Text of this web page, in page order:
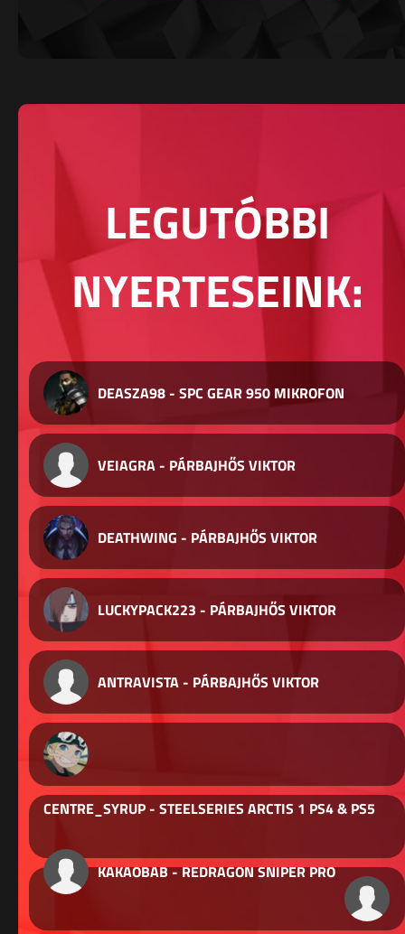
LEGUTÓBBI
NYERTESEINK:
DEASZA98 - SPC GEAR 950 MIKROFON
VEIAGRA - PÁRBAJHŐS VIKTOR
DEATHWING - PÁRBAJHŐS VIKTOR
LUCKYPACK223 - PÁRBAJHŐS VIKTOR
ANTRAVISTA - PÁRBAJHŐS VIKTOR
CENTRE_SYRUP - STEELSERIES ARCTIS 1 PS4 & PS5
KAKAOBAB - REDRAGON SNIPER PRO